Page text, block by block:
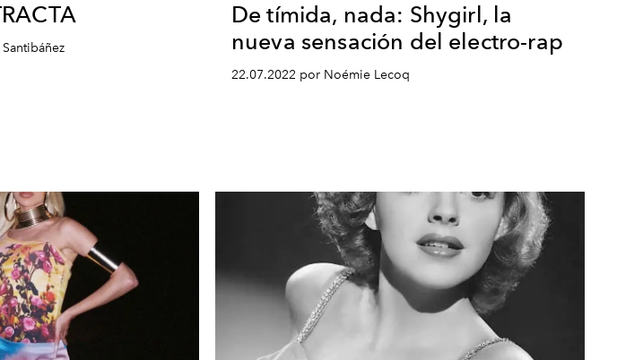
De tímida, nada: Shygirl, la
nueva sensación del electro-rap
22.07.2022 por Noémie Lecoq